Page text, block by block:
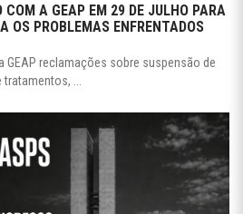
COM A GEAP EM 29 DE JULHO PARA
OS PROBLEMAS ENFRENTADOS
GEAP reclamações sobre suspensão de
...